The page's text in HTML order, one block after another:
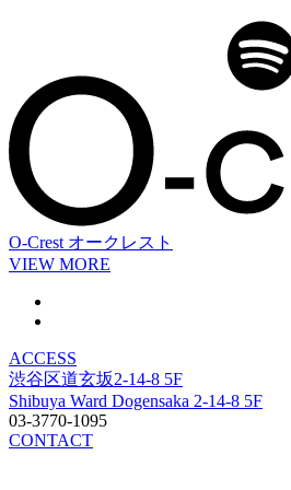
O-Crest オークレスト
VIEW MORE
ACCESS
渋谷区道玄坂2-14-8 5F
Shibuya Ward Dogensaka 2-14-8 5F
03-3770-1095
CONTACT